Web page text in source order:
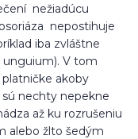
nežiadúcu
nepostihuje
iba zvláštne
unguium). V tom
akoby
nechty nepekne
až ku rozrušeniu
alebo žlto šedým